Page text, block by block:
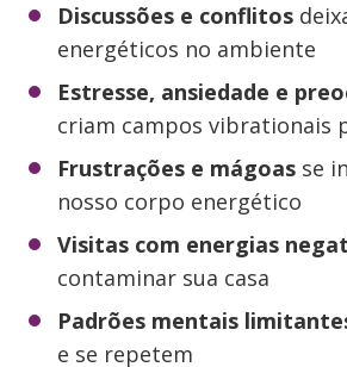
Discussões e conflitos
energéticos no ambiente
Estresse, ansiedade e
criam campos vibrationais
Frustrações e mágoas se
nosso corpo energético
Visitas com energias
contaminar sua casa
Padrões mentais
e se repetem